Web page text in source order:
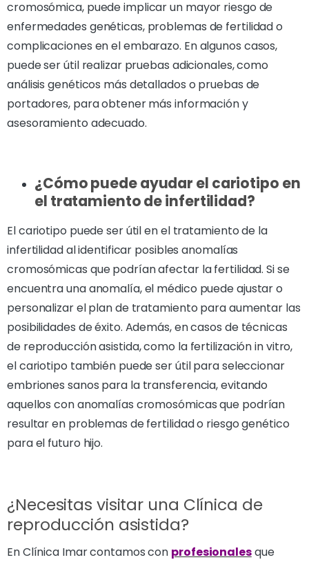
cromosómica, puede implicar un mayor riesgo de
enfermedades genéticas, problemas de fertilidad o
complicaciones en el embarazo. En algunos casos,
puede ser útil realizar pruebas adicionales, como
análisis genéticos más detallados o pruebas de
portadores, para obtener más información y
asesoramiento adecuado.
¿Cómo puede ayudar el cariotipo en
el tratamiento de infertilidad?
El cariotipo puede ser útil en el tratamiento de la
infertilidad al identificar posibles anomalías
cromosómicas que podrían afectar la fertilidad. Si se
encuentra una anomalía, el médico puede ajustar o
personalizar el plan de tratamiento para aumentar las
posibilidades de éxito. Además, en casos de técnicas
de reproducción asistida, como la fertilización in vitro,
el cariotipo también puede ser útil para seleccionar
embriones sanos para la transferencia, evitando
aquellos con anomalías cromosómicas que podrían
resultar en problemas de fertilidad o riesgo genético
para el futuro hijo.
¿Necesitas visitar una Clínica de
reproducción asistida?
En Clínica Imar contamos con profesionalesque